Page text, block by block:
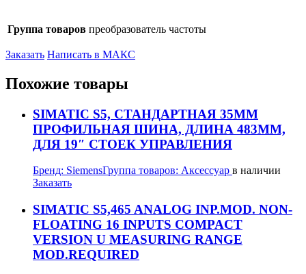
Группа товаров преобразователь частоты
Заказать Написать в МАКС
Похожие товары
SIMATIC S5, СТАНДАРТНАЯ 35MM
ПРОФИЛЬНАЯ ШИНА, ДЛИНА 483MM,
ДЛЯ 19″ СТОЕК УПРАВЛЕНИЯ
Бренд: SiemensГруппа товаров: Аксессуар в наличии
Заказать
SIMATIC S5,465 ANALOG INP.MOD. NON-
FLOATING 16 INPUTS COMPACT
VERSION U MEASURING RANGE
MOD.REQUIRED